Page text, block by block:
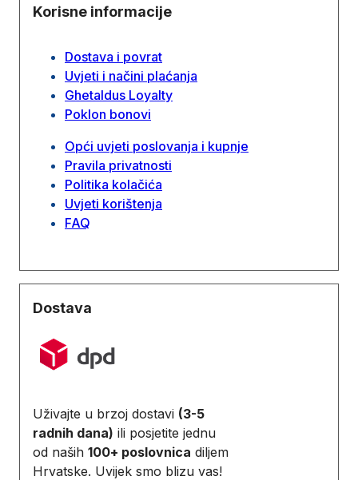
Korisne informacije
Dostava i povrat
Uvjeti i načini plaćanja
Ghetaldus Loyalty
Poklon bonovi
Opći uvjeti poslovanja i kupnje
Pravila privatnosti
Politika kolačića
Uvjeti korištenja
FAQ
Dostava
Uživajte u brzoj dostavi (3-5
radnih dana) ili posjetite jednu
od naših 100+ poslovnica diljem
Hrvatske. Uvijek smo blizu vas!